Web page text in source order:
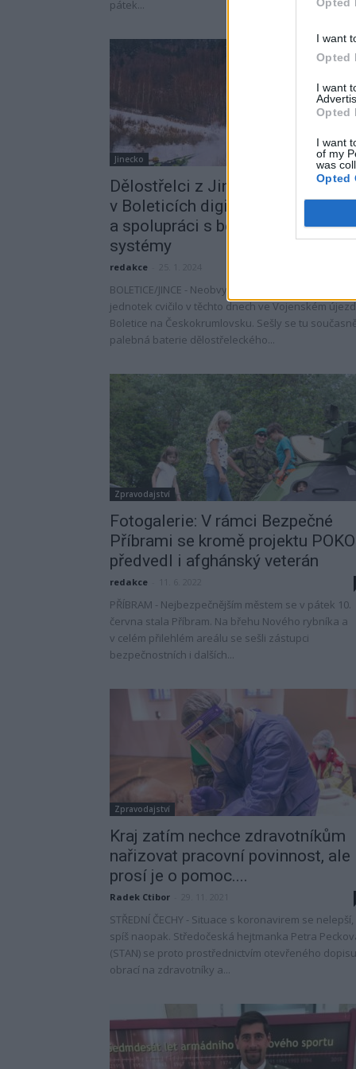
I want
Opted
I want
Opted
I want
of my
was
Opted
pátek...
Jinecko
Dělostřelci z Jinců zkoušeli
v Boleticích digitální techniku
a spolupráci s bezpilotními
systémy
redakce
BOLETICE/JINCE - Neobvyklé množství různých druhů
jednotek cvičilo v těchto dnech ve Vojenském
Boletice na Českokrumlovsku. Sešly se tu současně
palebná baterie dělostřeleckého...
Zpravodajství
Fotogalerie: V rámci Bezpečné
Příbrami se kromě projektu
předvedl i afghánský veterán
redakce
PŘÍBRAM - Nejbezpečnějším městem se v pátek 10.
června stala Příbram. Na břehu Nového rybníka a
v celém přilehlém areálu se sešli zástupci
bezpečnostních i dalších...
Zpravodajství
Kraj zatím nechce zdravotníkům
nařizovat pracovní povinnost, ale
prosí je o pomoc....
Radek Ctibor
STŘEDNÍ ČECHY - Situace s koronavirem se nelepší,
spíš naopak. Středočeská hejtmanka Petra
(STAN) se proto prostřednictvím otevřeného dopisu
obrací na zdravotníky a...